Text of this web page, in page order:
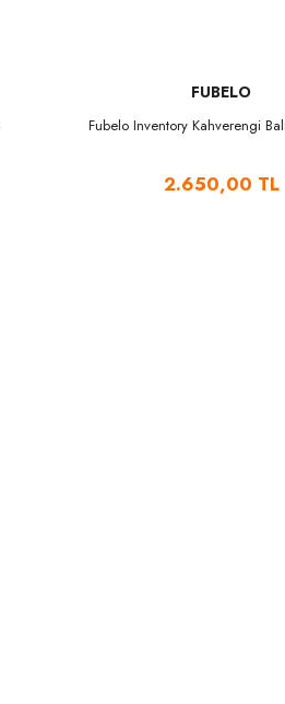
FUBELO
Fubelo Inventory Kahverengi
2.650,00 TL